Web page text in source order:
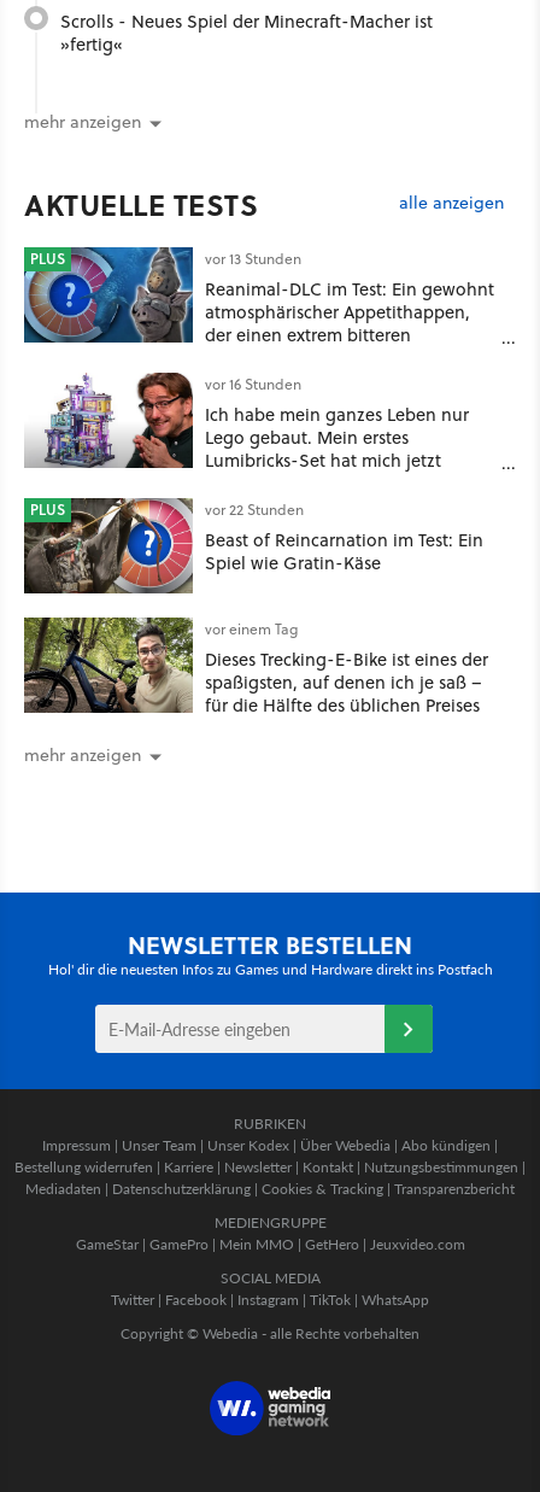
Scrolls - Neues Spiel der Minecraft-Macher ist
»fertig«
mehr anzeigen
AKTUELLE TESTS alle anzeigen
PLUS vor 13 Stunden
Reanimal-DLC im Test: Ein gewohnt
atmosphärischer Appetithappen,
der einen extrem bitteren
vor 16 Stunden
Ich habe mein ganzes Leben nur
Lego gebaut. Mein erstes
Lumibricks-Set hat mich jetzt
Stack im Test
PLUS vor 22 Stunden
Beast of Reincarnation im Test: Ein
Spiel wie Gratin-Käse
vor einem Tag
Dieses Trecking-E-Bike ist eines der
spaßigsten, auf denen ich je saß –
für die Hälfte des üblichen Preises
mehr anzeigen
NEWSLETTER BESTELLEN
Hol' dir die neuesten Infos zu Games und Hardware direkt ins Postfach
RUBRIKEN
Impressum | Unser Team | Unser Kodex | Über Webedia | Abo kündigen |
Bestellung widerrufen | Karriere | Newsletter | Kontakt | Nutzungsbestimmungen |
Mediadaten | Datenschutzerklärung | Cookies & Tracking | Transparenzbericht
MEDIENGRUPPE
GameStar| GamePro | Mein MMO | GetHero | Jeuxvideo.com
SOCIAL MEDIA
Twitter | Facebook | Instagram | TikTok | WhatsApp
Copyright © Webedia - alle Rechte vorbehalten